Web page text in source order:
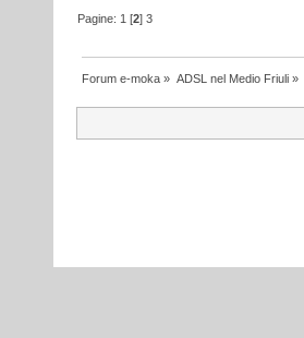
Pagine: 1 [2]3
Forum e-moka » ADSL nel Medio Friuli»